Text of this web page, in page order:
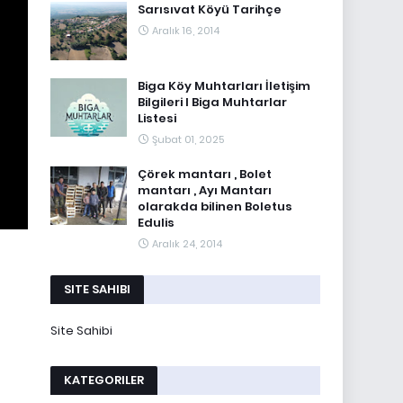
Sarısıvat Köyü Tarihçe
Aralık 16, 2014
Biga Köy Muhtarları İletişim
Bilgileri I Biga Muhtarlar
Listesi
Şubat 01, 2025
Çörek mantarı , Bolet
mantarı , Ayı Mantarı
olarakda bilinen Boletus
Edulis
Aralık 24, 2014
SITE SAHIBI
Site Sahibi
KATEGORILER